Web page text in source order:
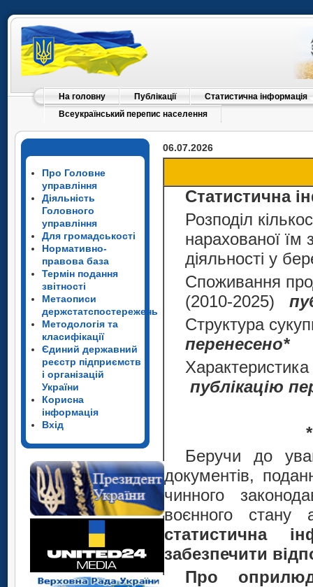
На головну Публікації
Статистична інформація
Всеукраїнський перепис населення
Про Головне
управління
Діяльність
Головного
управління
Для громадськості
Нормативно-
правова база
Термін подання
звітності
Метаописи
держстатспостережень
Методологія та
класифікації
Єдиний державний
реєстр підприємств
і організацій
України
Корисна
інформація
Вхід
06.07.2026
Статистична
Розподіл
нарахованої їм
діяльності у
Споживання
(2010-2025)
Структура
перенесено*
публікацію
Беручи до
документів,
чинного
воєнного
статистична
забезпечити
Про